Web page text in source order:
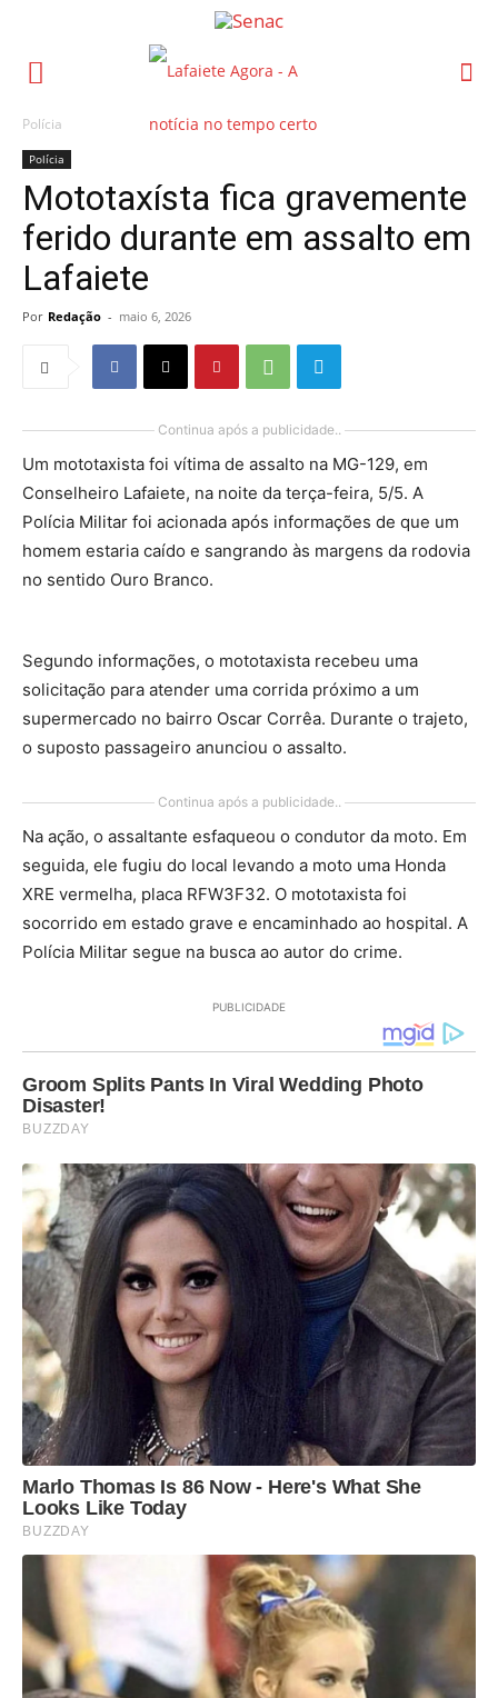
Polícia
Polícia
Mototaxísta fica gravemente
ferido durante em assalto em
Lafaiete
Por Redação - maio 6, 2026
Continua após a publicidade..
Um mototaxista foi vítima de assalto na MG-129, em
Conselheiro Lafaiete, na noite da terça-feira, 5/5. A
Polícia Militar foi acionada após informações de que um
homem estaria caído e sangrando às margens da rodovia
no sentido Ouro Branco.
Segundo informações, o mototaxista recebeu uma
solicitação para atender uma corrida próximo a um
supermercado no bairro Oscar Corrêa. Durante o trajeto,
o suposto passageiro anunciou o assalto.
Continua após a publicidade..
Na ação, o assaltante esfaqueou o condutor da moto. Em
seguida, ele fugiu do local levando a moto uma Honda
XRE vermelha, placa RFW3F32. O mototaxista foi
socorrido em estado grave e encaminhado ao hospital. A
Polícia Militar segue na busca ao autor do crime.
PUBLICIDADE